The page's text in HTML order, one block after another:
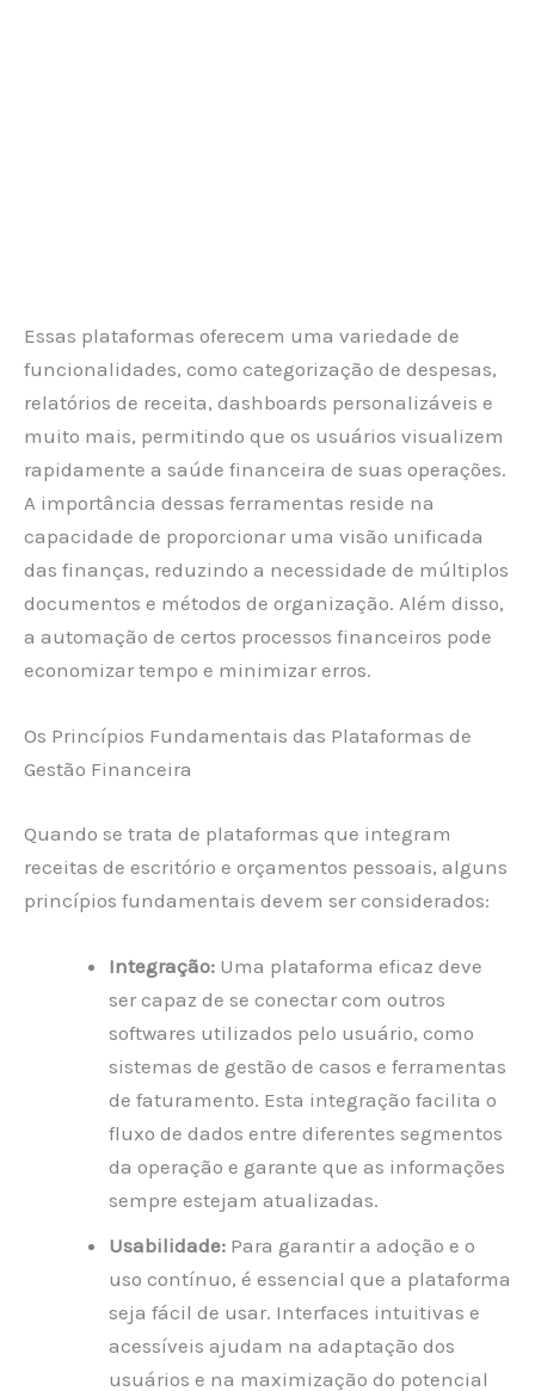
Essas plataformas oferecem uma variedade de
funcionalidades, como categorização de despesas,
relatórios de receita, dashboards personalizáveis e
muito mais, permitindo que os usuários visualizem
rapidamente a saúde financeira de suas operações.
A importância dessas ferramentas reside na
capacidade de proporcionar uma visão unificada
das finanças, reduzindo a necessidade de múltiplos
documentos e métodos de organização. Além disso,
a automação de certos processos financeiros pode
economizar tempo e minimizar erros.
Os Princípios Fundamentais das Plataformas de
Gestão Financeira
Quando se trata de plataformas que integram
receitas de escritório e orçamentos pessoais, alguns
princípios fundamentais devem ser considerados:
Integração: Uma plataforma eficaz deve
ser capaz de se conectar com outros
softwares utilizados pelo usuário, como
sistemas de gestão de casos e ferramentas
de faturamento. Esta integração facilita o
fluxo de dados entre diferentes segmentos
da operação e garante que as informações
sempre estejam atualizadas.
Usabilidade: Para garantir a adoção e o
uso contínuo, é essencial que a plataforma
seja fácil de usar. Interfaces intuitivas e
acessíveis ajudam na adaptação dos
usuários e na maximização do potencial